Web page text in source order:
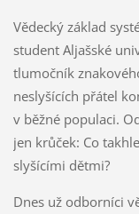
Vědecký základ
student Aljašské
tlumočník
neslyšících přátel
v běžné populaci.
jen krůček: Co
slyšícími dětmi?
Dnes už odborníci